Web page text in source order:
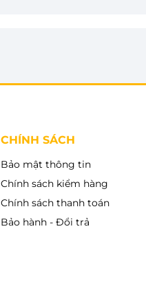
CHÍNH SÁCH
Bảo mật thông tin
Chính sách kiểm hàng
Chính sách thanh toán
Bảo hành - Đổi trả